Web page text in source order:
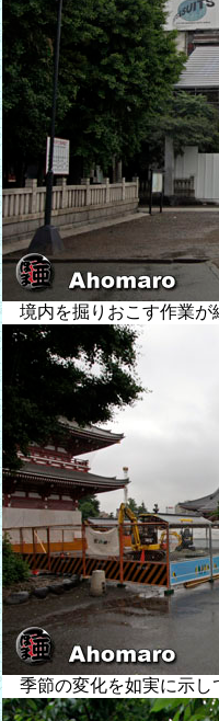
境内を掘りおこす作業が
季節の変化を如実に示し